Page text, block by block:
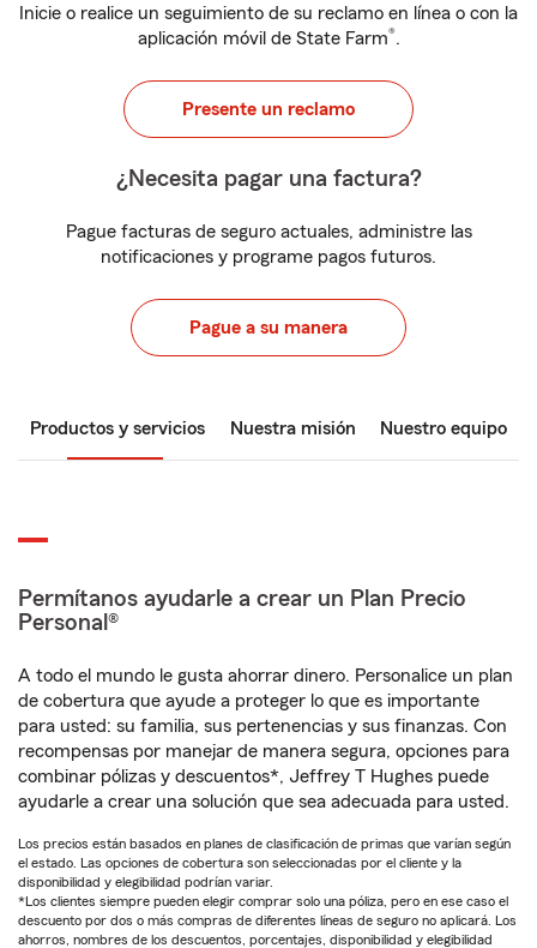
Inicie o realice un seguimiento de su reclamo en línea o con la
aplicación móvil de State Farm®.
Presente un reclamo
¿Necesita pagar una factura?
Pague facturas de seguro actuales, administre las
notificaciones y programe pagos futuros.
Pague a su manera
Productos y servicios Nuestra misión Nuestro equipo
Permítanos ayudarle a crear un Plan Precio
Personal®
A todo el mundo le gusta ahorrar dinero. Personalice un plan
de cobertura que ayude a proteger lo que es importante
para usted: su familia, sus pertenencias y sus finanzas. Con
recompensas por manejar de manera segura, opciones para
combinar pólizas y descuentos*, Jeffrey T Hughes puede
ayudarle a crear una solución que sea adecuada para usted.
Los precios están basados en planes de clasificación de primas que varían según
el estado. Las opciones de cobertura son seleccionadas por el cliente y la
disponibilidad y elegibilidad podrían variar.
*Los clientes siempre pueden elegir comprar solo una póliza, pero en ese caso el
descuento por dos o más compras de diferentes líneas de seguro no aplicará. Los
ahorros, nombres de los descuentos, porcentajes, disponibilidad y elegibilidad